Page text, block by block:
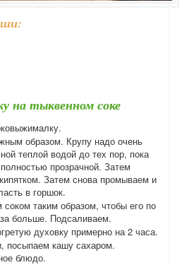
на тыквенном соке
образом. Крупу надо очень
теплой водой до тех пор, пока
прозрачной. Затем
Затем снова промываем и
в горшок.
таким образом, чтобы его по
больше. Подсаливаем.
духовку примерно на 2 часа.
посыпаем кашу сахаром.
блюдо.